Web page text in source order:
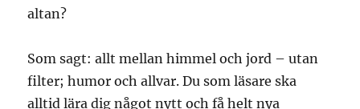
altan?
Som sagt: allt mellan himmel och jord – utan
filter; humor och allvar. Du som läsare ska
alltid lära dig något nytt och få helt nya